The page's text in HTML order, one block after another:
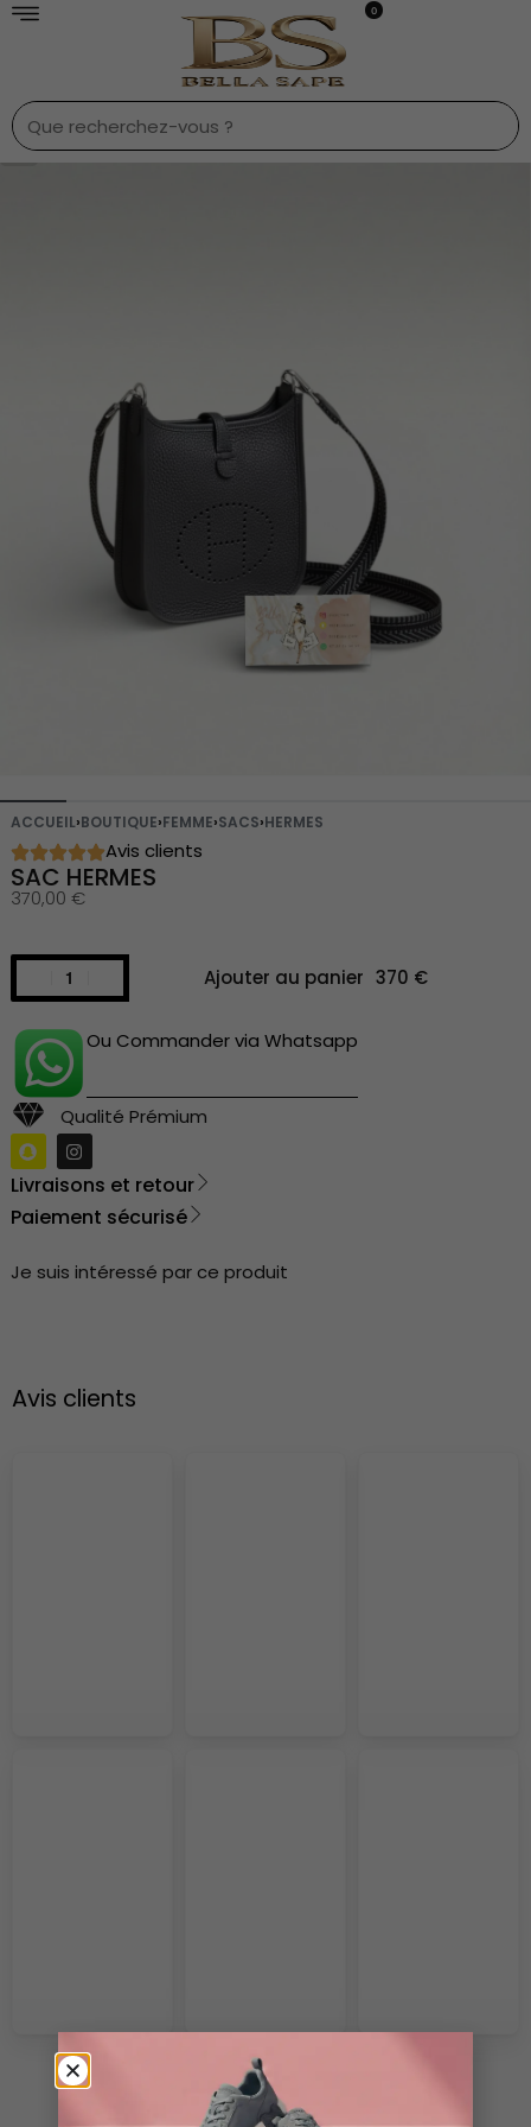
0
8
ACCUEIL›BOUTIQUE›FEMME›SACS›HERMES
Avis clients
SAC HERMES
370,00 €
Ajouter au panier
Ou Commander via Whatsapp
Qualité Prémium
Livraisons et retour
Paiement sécurisé
Je suis intéressé par ce produit
Avis clients
VOIR PLUS